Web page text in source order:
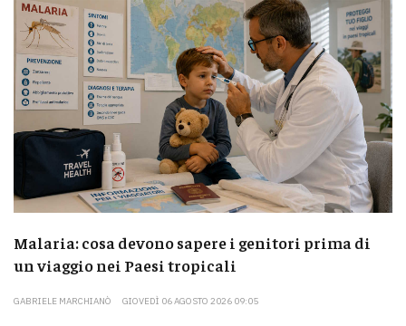
Malaria: cosa devono sapere i genitori prima di
un viaggio nei Paesi tropicali
GABRIELE MARCHIANÒ GIOVEDÌ 06 AGOSTO 2026 09:05